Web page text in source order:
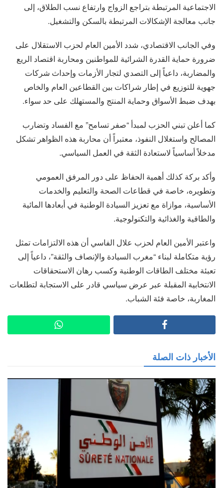
الاجتماعية المرتبطة بتراجع الزواج وارتفاع نسب الطلاق، إلى
جانب معالجة الإشكالات المرتبطة بالسكن والتشغيل.
وفي الجانب الاقتصادي، شدد الأمين العام لحزب الاستقلال على
ضرورة حماية القدرة الشرائية للمواطنين ومحاربة اقتصاد الريع
والمضاربة، داعياً إلى التصدي لتجار الأزمات وإحداث شركات
جهوية للتوزيع في إطار شراكات بين القطاعين العام والخاص
بهدف ضبط الأسواق وحماية المنتج والمستهلك على حد سواء.
كما أعلن تبني الحزب لمبدأ “صفر تسامح” مع الفساد وتضارب
المصالح واستغلال النفوذ، معتبراً أن محاربة هذه الظواهر تشكل
مدخلاً أساسياً لاستعادة الثقة في العمل السياسي.
وأكد بركة كذلك أهمية الحفاظ على دور المرفق العمومي
وتطويره، خاصة في قطاعات الصحة والتعليم والخدمات
الأساسية، موازاة مع تعزيز السيادة الوطنية في أبعادها المائية
والطاقية والغذائية والتكنولوجية.
واعتبر الأمين العام لحزب علال الفاسي أن هذه الالتزامات تمثل
رؤية متكاملة لبناء “مغرب السيادة والإنصاف والثقة”، داعياً إلى
تعبئة مختلف الطاقات الوطنية وكسب رهان الاستحقاقات
الانتخابية المقبلة عبر عرض سياسي قادر على الاستجابة لتطلعات
المغاربة، خاصة فئة الشباب.
الأخبار ذات الصلة